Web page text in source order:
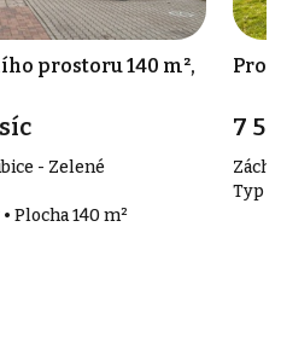
prostoru 140 m²,
- Zelené
Plocha 140 m²
7
Typ